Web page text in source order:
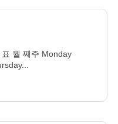
월 째주 Monday